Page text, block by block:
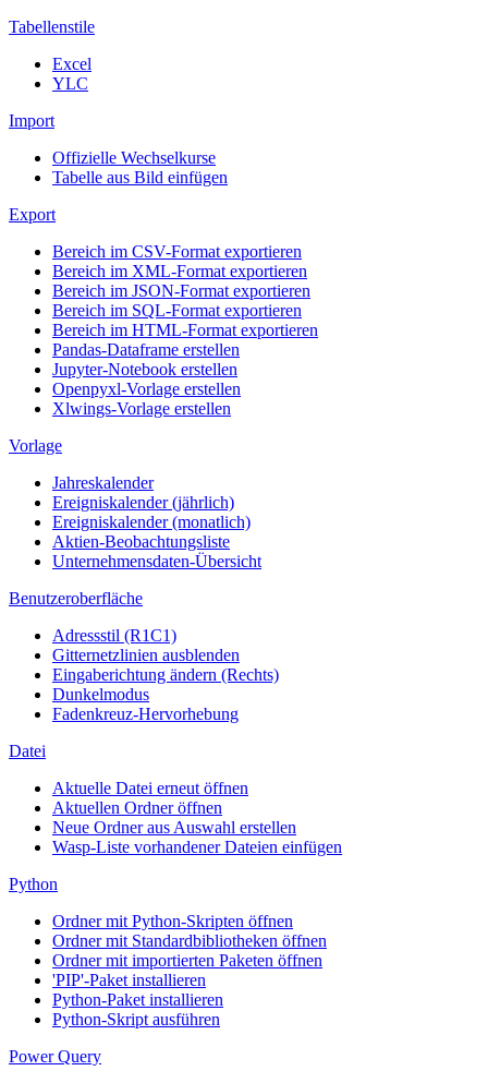
Tabellenstile
Excel
YLC
Import
Offizielle Wechselkurse
Tabelle aus Bild einfügen
Export
Bereich im CSV-Format exportieren
Bereich im XML-Format exportieren
Bereich im JSON-Format exportieren
Bereich im SQL-Format exportieren
Bereich im HTML-Format exportieren
Pandas-Dataframe erstellen
Jupyter-Notebook erstellen
Openpyxl-Vorlage erstellen
Xlwings-Vorlage erstellen
Vorlage
Jahreskalender
Ereigniskalender (jährlich)
Ereigniskalender (monatlich)
Aktien-Beobachtungsliste
Unternehmensdaten-Übersicht
Benutzeroberfläche
Adressstil (R1C1)
Gitternetzlinien ausblenden
Eingaberichtung ändern (Rechts)
Dunkelmodus
Fadenkreuz-Hervorhebung
Datei
Aktuelle Datei erneut öffnen
Aktuellen Ordner öffnen
Neue Ordner aus Auswahl erstellen
Wasp-Liste vorhandener Dateien einfügen
Python
Ordner mit Python-Skripten öffnen
Ordner mit Standardbibliotheken öffnen
Ordner mit importierten Paketen öffnen
'PIP'-Paket installieren
Python-Paket installieren
Python-Skript ausführen
Power Query